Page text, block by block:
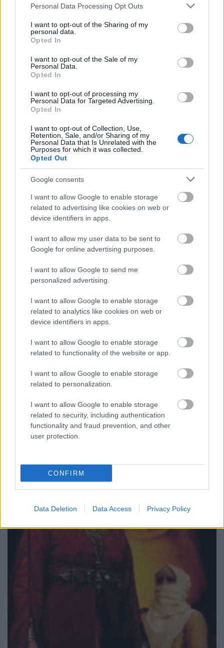
Please note that this website/app uses one or more Google
not limited to your visit or usage behaviour. You may click to
grant or deny consent to Google and its third-party tags to
use your data for below specified purposes in below Google
consent section.
Personal Data Processing Opt Outs
I want to opt-out of the Sharing of my
personal data.
Opted In
I want to opt-out of the Sale of my
Personal Data.
Opted In
I want to opt-out of processing my
Personal Data for Targeted Advertising.
Opted In
I want to opt-out of Collection, Use,
Retention, Sale, and/or Sharing of my
Personal Data that Is Unrelated with the
Purposes for which it was collected.
Opted Out
Google consents
I want to allow Google to enable storage
related to advertising like cookies on web or
device identifiers in apps.
I want to allow my user data to be sent to
Google for online advertising purposes.
I want to allow Google to send me
personalized advertising.
I want to allow Google to enable storage
related to analytics like cookies on web or
device identifiers in apps.
I want to allow Google to enable storage
related to functionality of the website or app.
I want to allow Google to enable storage
related to personalization.
I want to allow Google to enable storage
related to security, including authentication
functionality and fraud prevention, and other
user protection.
CONFIRM
Data Deletion Data Access Privacy Policy
Kecskemét / Buborékok (rendező: Mohácsi János)
"Az adóssághelyzet inkább csak a környezetet
nyújtja a történésekhez, ami nekem ebben fontos,
hogyan lehet például a főszereplők részéről leélni
ebben egy életet. A fukarság, a pénzéhesség, a
látszatokra törekvés ugyanakkor alighanem egyidős
az emberiséggel és vélhetően azzal együtt fog csak
elmúlni."(Mohácsi János, kecskemetikatona.hu)
Miskolc / Én és a kisöcsém (rendező: Szabó Máté)
"A világon minden egzakt, és következményekkel jár.
Az Én és a kisöcsémben hirtelen rendszertelenné
válik minden, a nagy feladat pedig az, hogy a
képtelen helyzetekben is sikerüljön embernek